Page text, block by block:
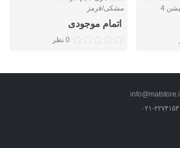
مشکی/قرمز
اتمام موجودی
0 نظر
۲۲۷۴۱۵۳۰